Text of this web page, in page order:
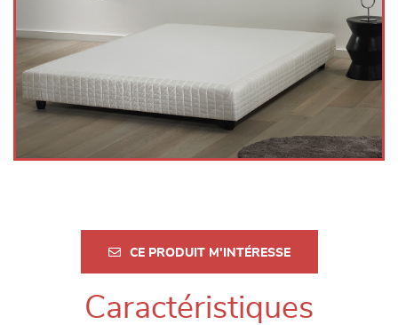
CE PRODUIT M'INTÉRESSE
Caractéristiques